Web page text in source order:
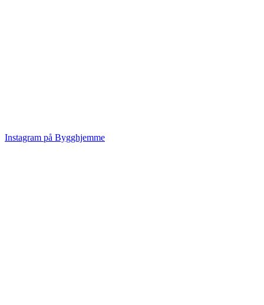
Instagram på Bygghjemme